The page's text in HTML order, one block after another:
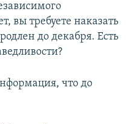
вы требуете наказать
до декабря. Есть
что до